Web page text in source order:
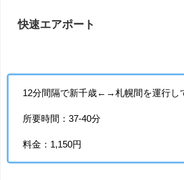
快速エアポート
12分間隔で新千歳←→札幌間を運行し
所要時間：37-40分
料金：1,150円